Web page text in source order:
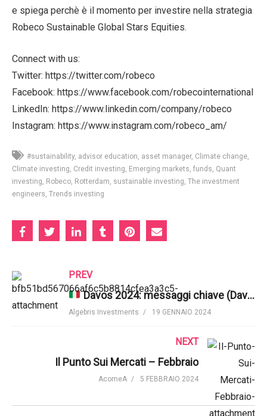
e spiega perchè è il momento per investire nella strategia
Robeco Sustainable Global Stars Equities.
Connect with us:
Twitter: https://twitter.com/robeco
Facebook: https://www.facebook.com/robecointernational
LinkedIn: https://www.linkedin.com/company/robeco
Instagram: https://www.instagram.com/robeco_am/
#sustainability advisor education asset manager Climate change
Climate investing Credit investing Emerging markets funds Quant
investing
Robeco Rotterdam sustainable investing The investment
engineers Trends investing
PREV
Davos 2024: messaggi chiave (Davide Serra)
Algebris Investments 19 GENNAIO 2024
NEXT
Il Punto Sui Mercati – Febbraio
AcomeA 5 FEBBRAIO 2024